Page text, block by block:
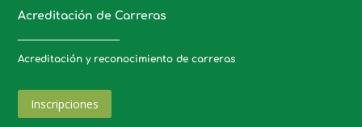
Acreditación de Carreras
Acreditación y reconocimiento de carreras
Inscripciones